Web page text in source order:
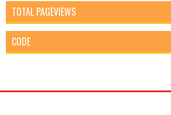
TOTAL PAGEVIEWS
CODE